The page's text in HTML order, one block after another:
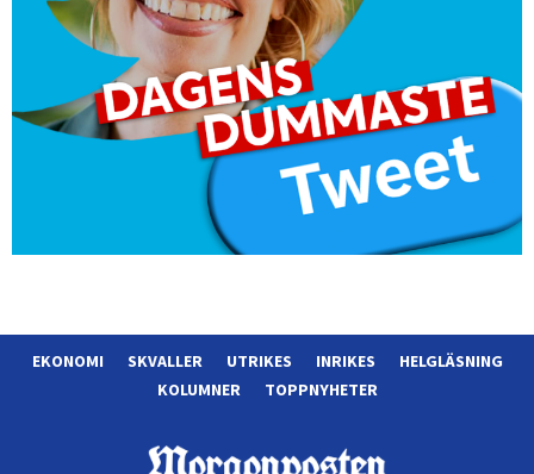
EKONOMI SKVALLER UTRIKES INRIKES
HELGLÄSNING
KOLUMNER
TOPPNYHETER